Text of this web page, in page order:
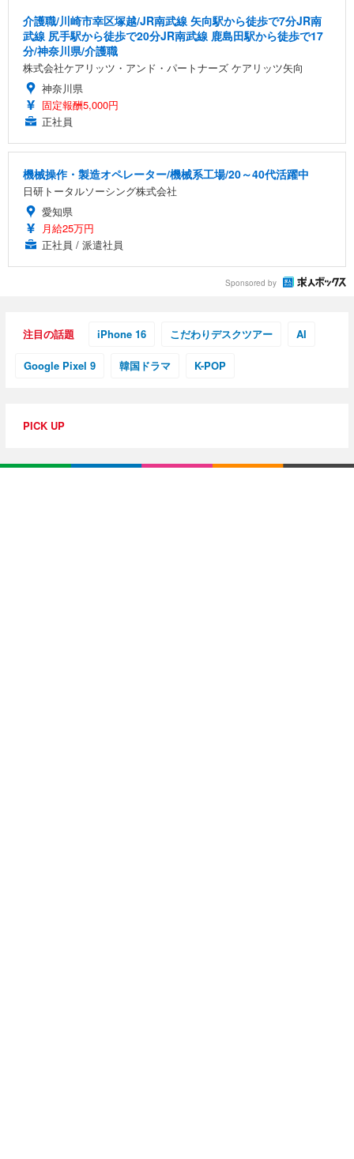
介護職/川崎市幸区塚越/JR南武線 矢向駅から徒歩で7分JR南
武線 尻手駅から徒歩で20分JR南武線 鹿島田駅から徒歩で17
分/神奈川県/介護職
株式会社ケアリッツ・アンド・パートナーズ ケアリッツ矢向
神奈川県
固定報酬5,000円
正社員
機械操作・製造オペレーター/機械系工場/20～40代活躍中
日研トータルソーシング株式会社
愛知県
月給25万円
正社員 / 派遣社員
Sponsored by
注目の話題 iPhone 16 こだわりデスクツアー AI
Google Pixel 9 韓国ドラマ K-POP
PICK UP